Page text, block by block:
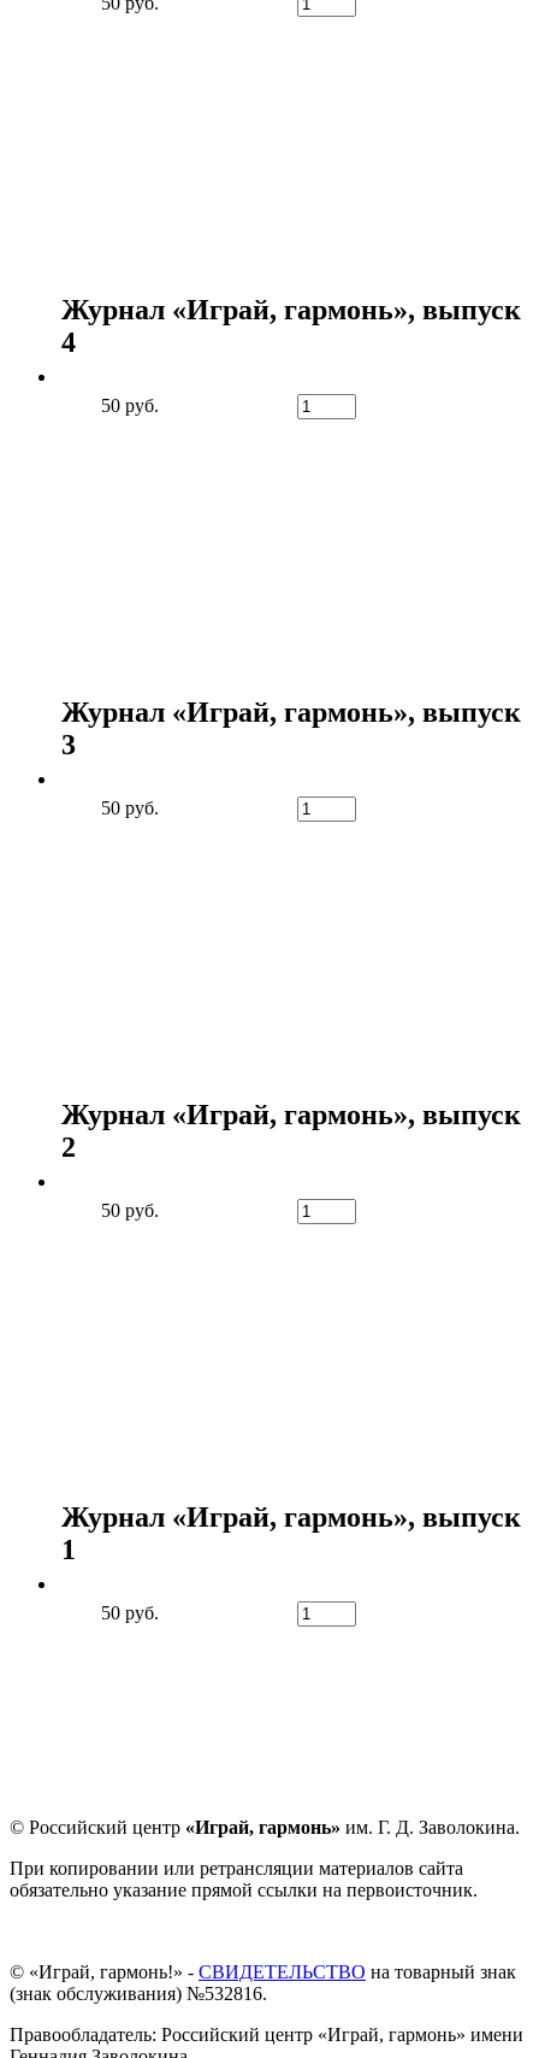
Журнал «Играй, гармонь», выпуск
4
50 руб.
Журнал «Играй, гармонь», выпуск
3
50 руб.
Журнал «Играй, гармонь», выпуск
2
50 руб.
Журнал «Играй, гармонь», выпуск
1
50 руб.
© Российский центр «Играй, гармонь» им. Г. Д. Заволокина.
При копировании или ретрансляции материалов сайта
обязательно указание прямой ссылки на первоисточник.
© «Играй, гармонь!» - СВИДЕТЕЛЬСТВО на товарный знак
(знак обслуживания) №532816.
Правообладатель: Российский центр «Играй, гармонь» имени